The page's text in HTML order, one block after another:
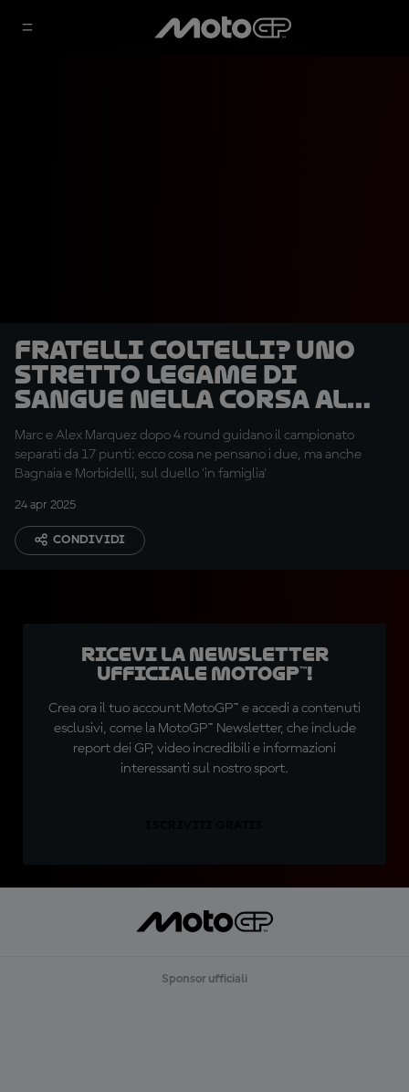
Fratelli coltelli? Uno
stretto legame di
sangue nella corsa al
titolo MotoGP™
Marc e Alex Marquez dopo 4 round guidano il campionato
separati da 17 punti: ecco cosa ne pensano i due, ma anche
Bagnaia e Morbidelli, sul duello 'in famiglia'
24 apr 2025
CONDIVIDI
Ricevi la newsletter
ufficiale MotoGP™!
Crea ora il tuo account MotoGP™ e accedi a contenuti
esclusivi, come la MotoGP™ Newsletter, che include
report dei GP, video incredibili e informazioni
interessanti sul nostro sport.
Sponsor ufficiali